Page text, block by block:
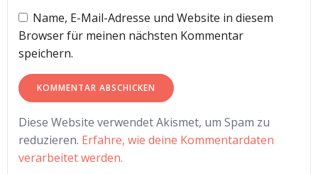
Name, E-Mail-Adresse und Website in diesem
Browser für meinen nächsten Kommentar
speichern.
Diese Website verwendet Akismet, um Spam zu
reduzieren. Erfahre, wie deine Kommentardaten
verarbeitet werden.